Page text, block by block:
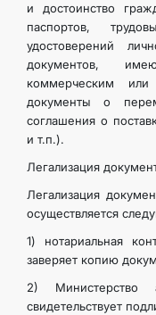
и достоинство
паспортов,
удостоверений
документов,
коммерческим
документы о
соглашения о
и т.п.).
Легализация
Легализация
осуществляется
1) нотариальная
заверяет копию
2) Министерство
свидетельствует